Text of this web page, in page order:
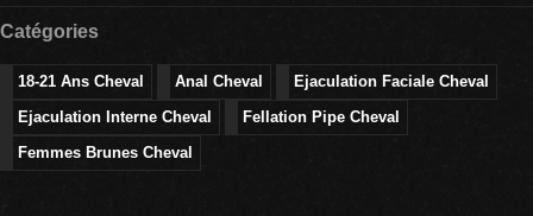
Catégories
18-21 Ans Cheval Anal Cheval
Ejaculation Faciale Cheval
Ejaculation Interne Cheval
Fellation Pipe Cheval
Femmes Brunes Cheval